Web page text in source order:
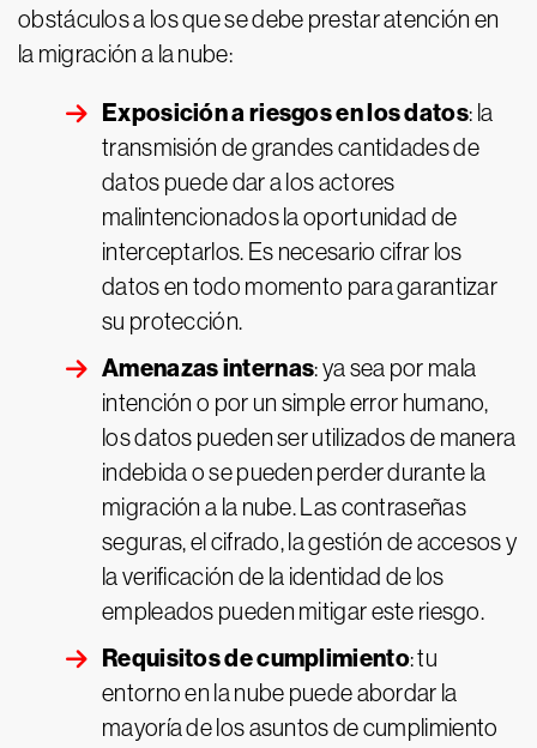
obstáculos a los que se debe prestar atención en
la migración a la nube:
Exposición a riesgos en los datos: la
transmisión de grandes cantidades de
datos puede dar a los actores
malintencionados la oportunidad de
interceptarlos. Es necesario cifrar los
datos en todo momento para garantizar
su protección.
Amenazas internas: ya sea por mala
intención o por un simple error humano,
los datos pueden ser utilizados de manera
indebida o se pueden perder durante la
migración a la nube. Las contraseñas
seguras, el cifrado, la gestión de accesos y
la verificación de la identidad de los
empleados pueden mitigar este riesgo.
Requisitos de cumplimiento: tu
entorno en la nube puede abordar la
mayoría de los asuntos de cumplimiento